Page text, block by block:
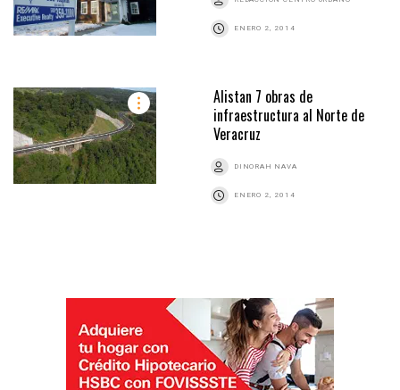
ENERO 2, 2014
Alistan 7 obras de
infraestructura al Norte de
Veracruz
DINORAH NAVA
ENERO 2, 2014